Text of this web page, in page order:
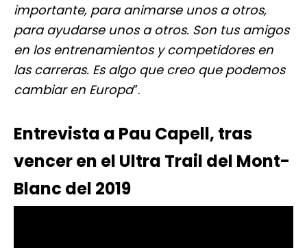
importante, para animarse unos a otros,
para ayudarse unos a otros. Son tus amigos
en los entrenamientos y competidores en
las carreras. Es algo que creo que podemos
cambiar en Europa”.
Entrevista a Pau Capell, tras
vencer en el Ultra Trail del Mont-
Blanc del 2019